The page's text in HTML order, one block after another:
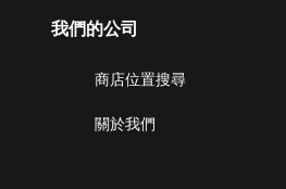
我們的公司
商店位置搜尋
關於我們